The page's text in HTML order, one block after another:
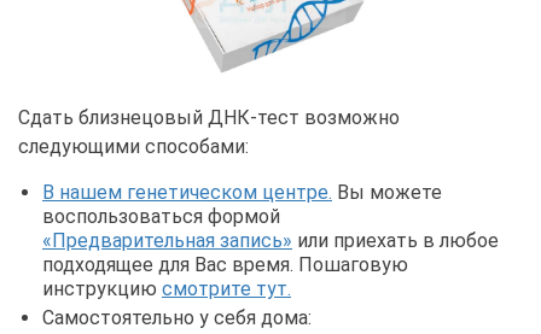
Сдать близнецовый ДНК-тест возможно
следующими способами:
В нашем генетическом центре. Вы можете
воспользоваться формой
«Предварительная запись» или приехать в любое
подходящее для Вас время. Пошаговую
инструкцию смотрите тут.
Самостоятельно у себя дома: